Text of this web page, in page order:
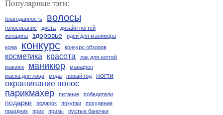
Популярные тэги:
благодарность волосы
голосование диета
дизайн ногтей
женщина
здоровье
идеи для маникюра
кожа
конкурс конкурс обзоров
косметика красота
лак для ногтей
макияж
маникюр
марафон
маска для лица
мода новый год ногти
окрашивание волос
парикмахер питание победители
подарки подарок покупки
похудение
праздник
приз призы
пустые баночки